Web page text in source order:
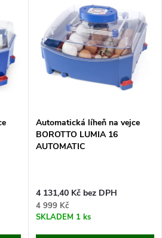
Automatická líheň na vejce
BOROTTO LUMIA 16
AUTOMATIC
4 131,40 Kč bez DPH
4 999 Kč
SKLADEM 1 ks